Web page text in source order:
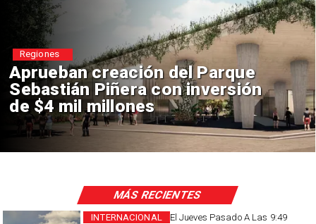
Aprueban creación del Parque
Sebastián Piñera con inversión
de $4 mil millones
Regiones
El Jueves Pasado A Las 9:49
INTERNACIONAL
MÁS RECIENTES